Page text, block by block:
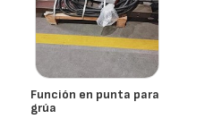
Función en punta para
grúa